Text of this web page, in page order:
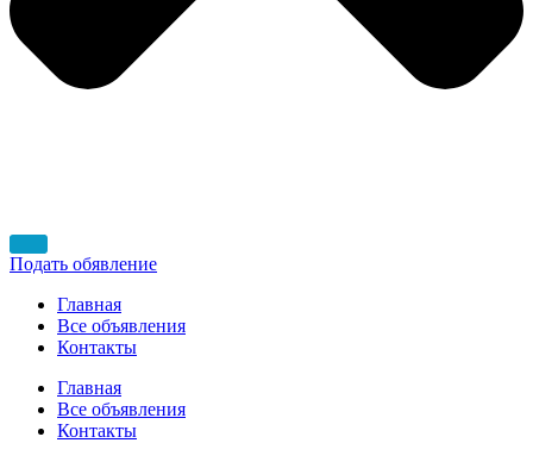
Подать обявление
Главная
Все объявления
Контакты
Главная
Все объявления
Контакты